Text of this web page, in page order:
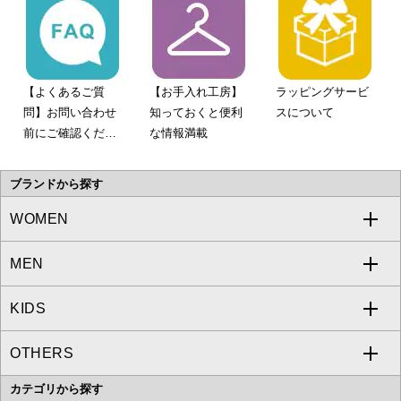
【よくあるご質
問】お問い合わせ
前にご確認くださ
【お手入れ工房】
知っておくと便利
な情報満載
ラッピングサービ
スについて
ブランドから探す
WOMEN
a.v.v
MICHEL KLEIN
MK MICHEL KLEIN
MEN
a.v.v
MICHEL KLEIN HOMME
KIDS
a.v.v
OTHERS
カテゴリから探す